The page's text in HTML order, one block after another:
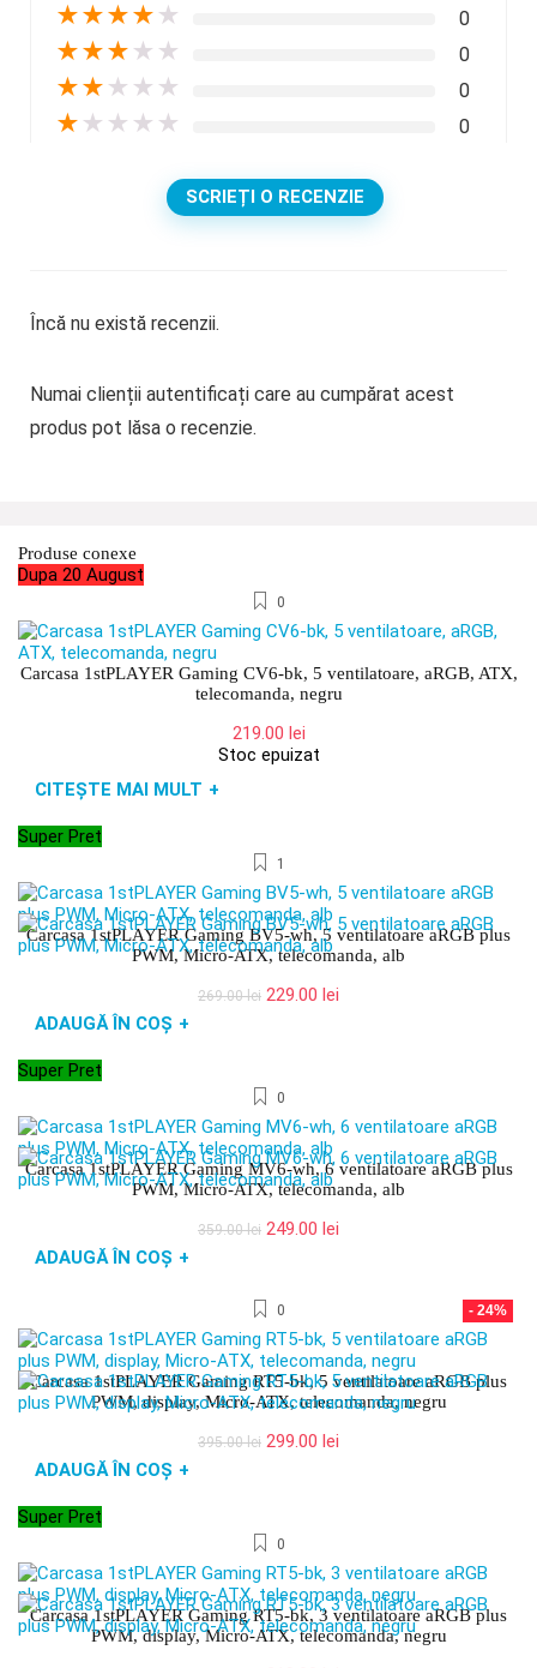
★★★★ ★ 0
★★★ ★ ★ 0
★★ ★ ★ ★ 0
★ ★ ★ ★ ★ 0
SCRIEȚI O RECENZIE
Încă nu există recenzii.
Numai clienții autentificați care au cumpărat acest
produs pot lăsa o recenzie.
Produse conexe
Dupa 20 August
0
Carcasa 1stPLAYER Gaming CV6-bk, 5 ventilatoare, aRGB, ATX,
telecomanda, negru
219.00 lei
Stoc epuizat
CITEȘTE MAI MULT +
Super Pret
1
Carcasa 1stPLAYER Gaming BV5-wh, 5 ventilatoare aRGB plus
PWM, Micro-ATX, telecomanda, alb
269.00lei Prețul
229.00 lei
ADAUGĂ ÎN COȘ +
Super Pret
0
Carcasa 1stPLAYER Gaming MV6-wh, 6 ventilatoare aRGB plus
PWM, Micro-ATX, telecomanda, alb
359.00lei Prețul
359.00 lei.
249.00 lei
ADAUGĂ ÎN COȘ +
- 24%
0
Carcasa 1stPLAYER Gaming RT5-bk, 5 ventilatoare aRGB plus
PWM, display, Micro-ATX, telecomanda, negru
395.00lei Prețul
299.00 lei
ADAUGĂ ÎN COȘ +
Super Pret
0
Carcasa 1stPLAYER Gaming RT5-bk, 3 ventilatoare aRGB plus
PWM, display, Micro-ATX, telecomanda, negru